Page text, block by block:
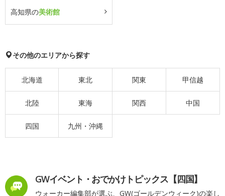
高知県の美術館
その他のエリアから探す
北海道 東北 関東 甲信越
北陸 東海 関西 中国
四国 九州・沖縄
GWイベント・おでかけトピックス【四国】
ウォーカー編集部が選ぶ、GW(ゴールデンウィーク)の楽し